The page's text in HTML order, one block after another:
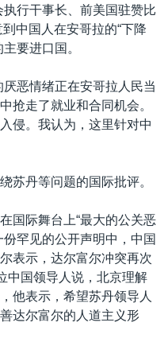
行干事长、前美国驻赞比
中国人在安哥拉的“下降
要进口国。
恶情绪正在安哥拉人民当
抢走了就业和合同机会。
侵。我认为，这里针对中
苏丹等问题的国际批评。
国际舞台上“最大的公关恶
罕见的公开声明中，中国
表示，达尔富尔冲突再次
中国领导人说，北京理解
他表示，希望苏丹领导人
达尔富尔的人道主义形